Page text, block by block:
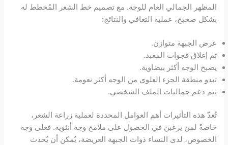
المظهر الجمالي العام للوجه. مع تصميم خط الشعر المُخطط له
بشكل صحيح، عملية التعافي والنتائج:
عرض الجبهة متوازن.
تم إغلاق فجوات المعبد.
يصبح الوجه أكثر بيضاوية.
تبدو منطقة الجزء العلوي من الوجه أكثر نعومة.
يتم دعم جماليات الملف الشخصي.
تُعدّ هذه التأثيرات أهم العوامل المحددة لعملية زراعة الشعر،
خاصةً لمن يرغبن في الحصول على ملامح وجه أنثوية. فعلى وجه
الخصوص، لدى النساء ذوات الجبهة العريضة، يُمكن أن يُحدث